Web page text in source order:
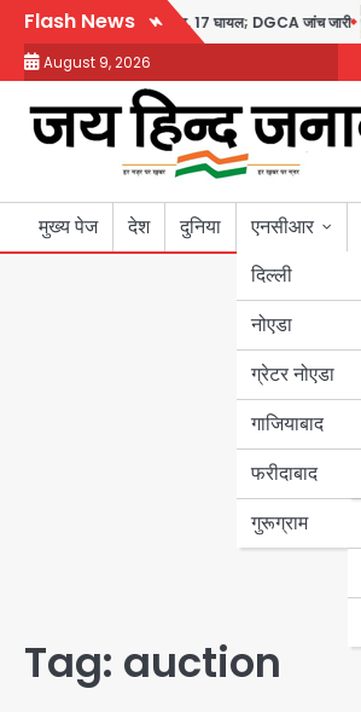
Skip
content
Flash News
का डोप टेस्ट पॉजिटिव, 17 घायल; DGCA जांच जारी
August 9, 2026
मुख्य पेज देश दुनिया
एनसीआर
दिल्ली
नोएडा
ग्रेटर नोएडा
गाजियाबाद
फरीदाबाद
गुरूग्राम
Tag: auction